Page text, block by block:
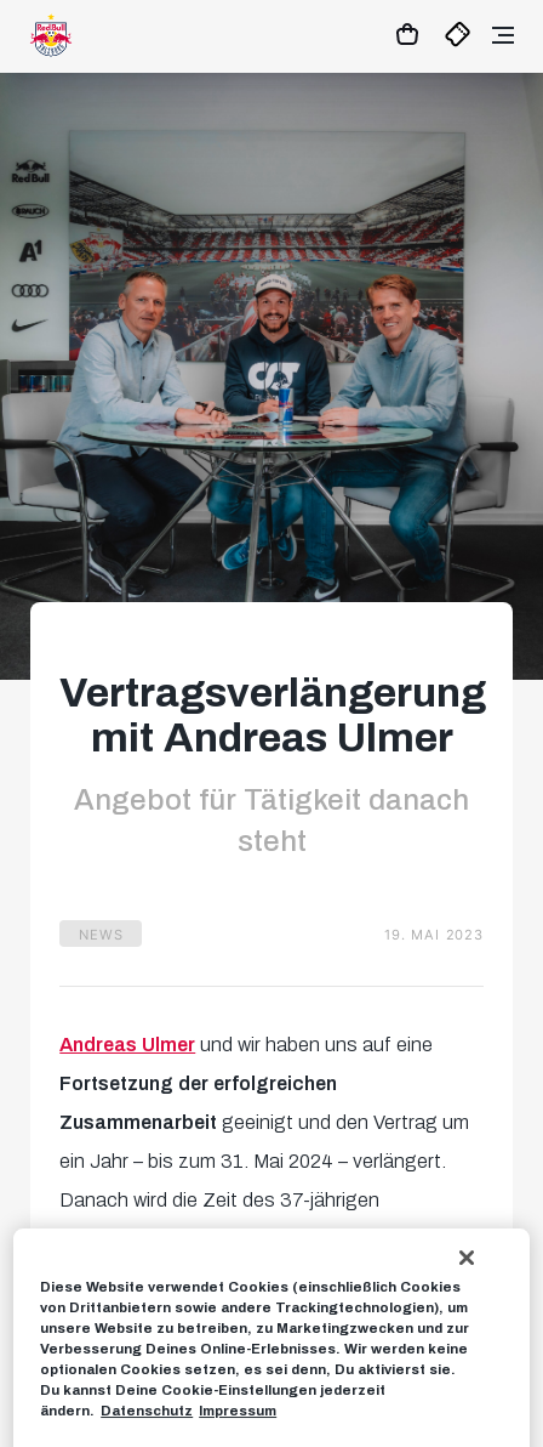
MATCHCENTER
Vertragsverlängerung
mit Andreas Ulmer
Angebot für Tätigkeit danach
steht
NEWS 19. MAI 2023
Andreas Ulmer und wir haben uns auf eine
Fortsetzung der erfolgreichen
Zusammenarbeit geeinigt und den Vertrag um
ein Jahr – bis zum 31. Mai 2024 – verlängert.
Danach wird die Zeit des 37-jährigen
Bullen enden, ihm liegt aber schon jetzt ein
konkretes Angebot vor, seineberufliche
Karriere in der Red Bull Fußball Akademie
fortzusetzen.
Diese Website verwendet Cookies (einschließlich Cookies
von Drittanbietern sowie andere Trackingtechnologien), um
unsere Website zu betreiben, zu Marketingzwecken und zur
Verbesserung Deines Online-Erlebnisses. Wir werden keine
optionalen Cookies setzen, es sei denn, Du aktivierst sie.
Du kannst Deine Cookie-Einstellungen jederzeit
ändern. Datenschutz Impressum